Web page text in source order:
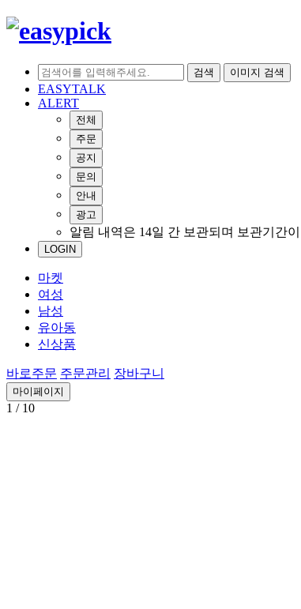
검색 이미지 검색
EASYTALK
ALERT
전체
주문
공지
문의
안내
광고
알림 내역은 14일 간 보관되며 보관기간
LOGIN
마켓
여성
남성
유아동
신상품
바로주문 주문관리 장바구니
마이페이지
1 / 10